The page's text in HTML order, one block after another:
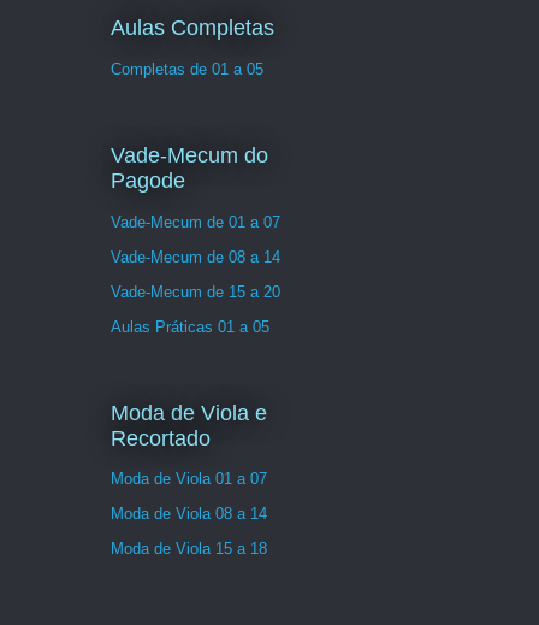
Aulas Completas
Completas de 01 a 05
Vade-Mecum do
Pagode
Vade-Mecum de 01 a 07
Vade-Mecum de 08 a 14
Vade-Mecum de 15 a 20
Aulas Práticas 01 a 05
Moda de Viola e
Recortado
Moda de Viola 01 a 07
Moda de Viola 08 a 14
Moda de Viola 15 a 18